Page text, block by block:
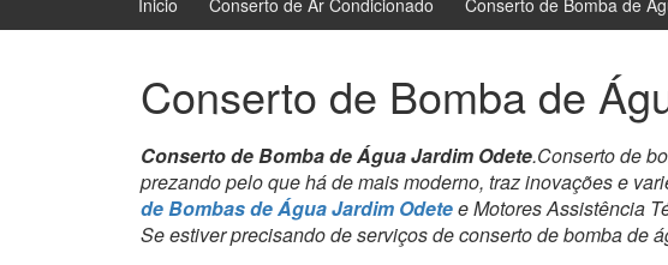
Inicio Conserto de Ar Condicionado Conserto de Bomba de
Conserto de Bomba de
Conserto de Bomba de Água Jardim Odete.Conserto de
prezando pelo que há de mais moderno, traz inovações e
de Bombas de Água Jardim Odetee Motores Assistência
Se estiver precisando de serviços de conserto de bomba de